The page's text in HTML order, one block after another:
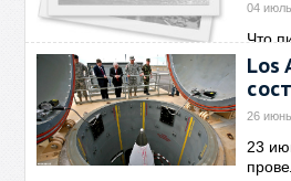
04
Что
об
Los
26
23